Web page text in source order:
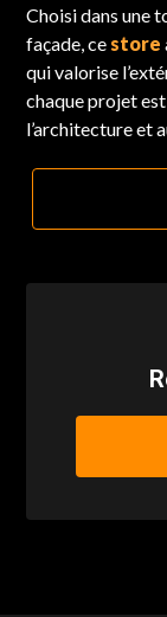
Choisi dans une
façade, cestore
qui valorise
chaque projet
l’architecture et